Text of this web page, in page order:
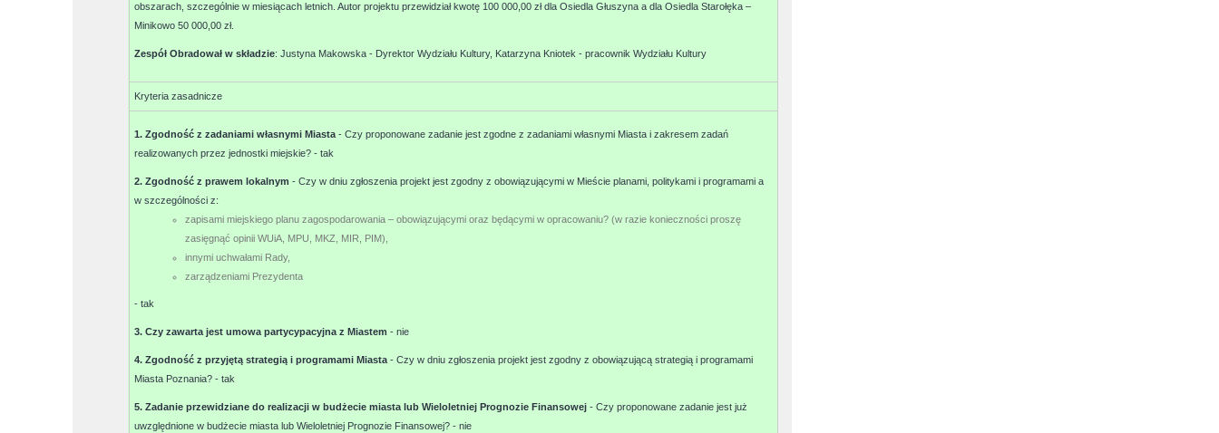
obszarach, szczególnie w miesiącach letnich. Autor projektu przewidział kwotę 100 000,00 zł dla Osiedla Głuszyna a dla Osiedla Starołęka –
Minikowo 50 000,00 zł.
Zespół Obradował w składzie:Justyna Makowska - Dyrektor Wydziału Kultury, Katarzyna Kniotek - pracownik Wydziału Kultury
Kryteria zasadnicze
1. Zgodność z zadaniami własnymi Miasta- Czy proponowane zadanie jest zgodne z zadaniami własnymi Miasta i zakresem zadań
realizowanych przez jednostki miejskie? -tak
2. Zgodność z prawem lokalnym- Czy w dniu zgłoszenia projekt jest zgodny z obowiązującymi w Mieście planami, politykami i programami a
w szczególności z:
zapisami miejskiego planu zagospodarowania – obowiązującymi oraz będącymi w opracowaniu? (w razie konieczności proszę
zasięgnąć opinii WUiA, MPU, MKZ, MIR, PIM),
innymi uchwałami Rady,
zarządzeniami Prezydenta
-tak
3. Czy zawarta jest umowa partycypacyjna z Miastem-nie
4. Zgodność z przyjętą strategią i programami Miasta- Czy w dniu zgłoszenia projekt jest zgodny z obowiązującą strategią i programami
Miasta Poznania? -tak
5. Zadanie przewidziane do realizacji w budżecie miasta lub Wieloletniej Prognozie Finansowej- Czy proponowane zadanie jest już
uwzględnione w budżecie miasta lub Wieloletniej Prognozie Finansowej? -nie